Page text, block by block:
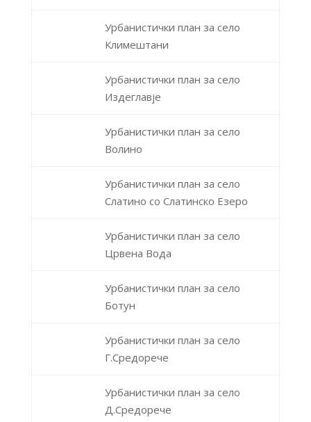
Урбанистички план за село
Климештани
Урбанистички план за село
Издеглавје
Урбанистички план за село
Волино
Урбанистички план за село
Слатино со Слатинско Езеро
Урбанистички план за село
Црвена Вода
Урбанистички план за село
Ботун
Урбанистички план за село
Г.Средорече
Урбанистички план за село
Д.Средорече